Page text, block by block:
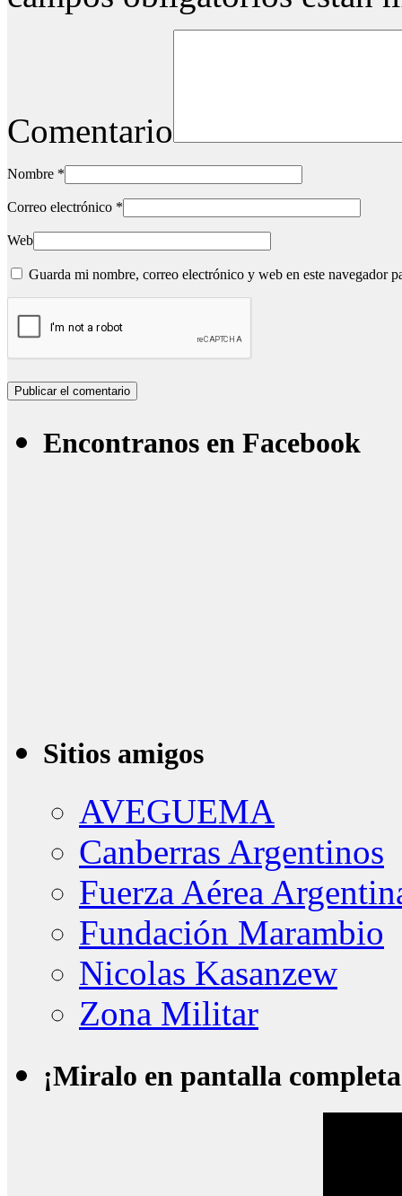
Comentario
Nombre *
Correo electrónico *
Web
Guarda mi nombre, correo electrónico y web en este navegador
Encontranos en Facebook
Sitios amigos
AVEGUEMA
Canberras Argentinos
Fuerza Aérea
Fundación Marambio
Nicolas Kasanzew
Zona Militar
¡Miralo en pantalla